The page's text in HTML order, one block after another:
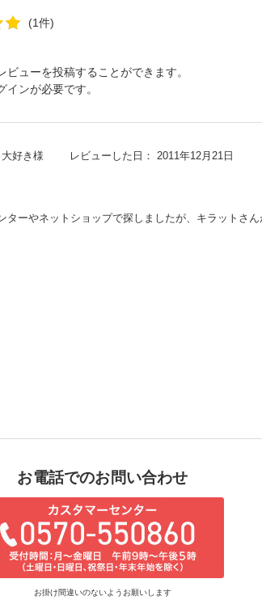
(1件)
ューを投稿することができます。
インが必要です。
好き様 レビューした日： 2011年12月21日
ターやネットショップで探しましたが、キラットさん
お電話でのお問い合わせ
お掛け間違いのないようお願いします